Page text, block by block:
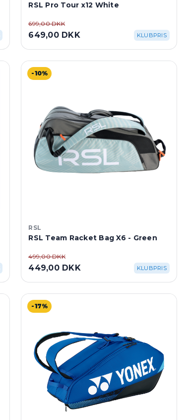
RSL Pro Tour x12 White
699,00 DKK
649,00 DKK KLUBPRIS
-10%
RSL
RSL Team Racket Bag X6 - Green
499,00 DKK
449,00 DKK KLUBPRIS
-17%